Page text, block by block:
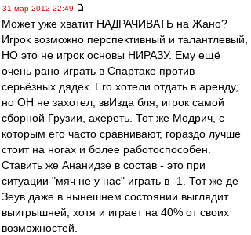
31 мар 2012 22:49
Может уже хватит НАДРАЧИВАТЬ на Жано?
Игрок возможно перспективный и талантлевый,
НО это не игрок основы НИРАЗУ. Ему ещё
очень рано играть в Спартаке против
серьёзных дядек. Его хотели отдать в аренду,
но ОН не захотел, звИзда бля, игрок самой
сборной Грузии, ахереть. Тот же Модрич, с
которым его часто сравнивают, гораздо лучше
стоит на ногах и более работоспособен.
Ставить же Ананидзе в состав - это при
ситуации "мяч не у нас" играть в -1. Тот же де
Зеув даже в нынешнем состоянии выглядит
выигрышней, хотя и играет на 40% от своих
возможностей.